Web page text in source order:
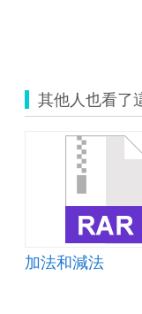
其他人也看了
加法和減法